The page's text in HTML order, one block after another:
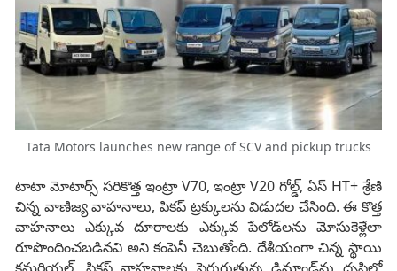
Tata Motors launches new range of SCV and pickup trucks
టాటా మోటార్స్ సరికొత్త ఇంట్రా V70, ఇంట్రా V20 గోల్డ్, ఏస్ HT+ శ్రేణి
చిన్న వాణిజ్య వాహనాలు, పికప్ ట్రక్కులను విడుదల చేసింది. ఈ కొత్త
వాహనాలు ఎక్కువ దూరాలకు ఎక్కువ పేలోడ్‌లను మోసుకెళ్లేలా
రూపొందించబడినవి అని కంపెనీ చెబుతోంది. దేశీయంగా చిన్న స్థాయి